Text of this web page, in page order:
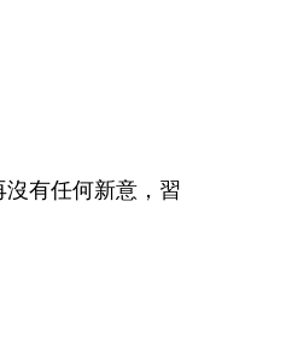
有任何新意，習